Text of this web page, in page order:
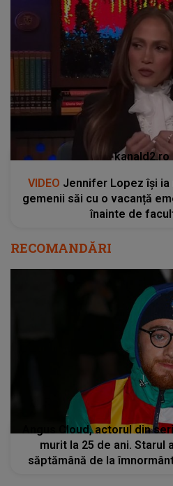
kanald2.ro
VIDEO Jennifer Lopez își ia
gemenii săi cu o vacanță
înainte de
RECOMANDĂRI
Angus Cloud, actorul din
murit la 25 de ani. Starul
săptămână de la